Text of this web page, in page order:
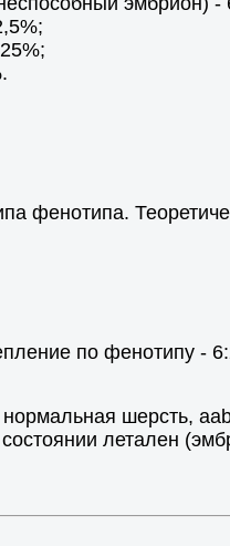
фенотипа.
по фенотипу -
шерсть,
летален